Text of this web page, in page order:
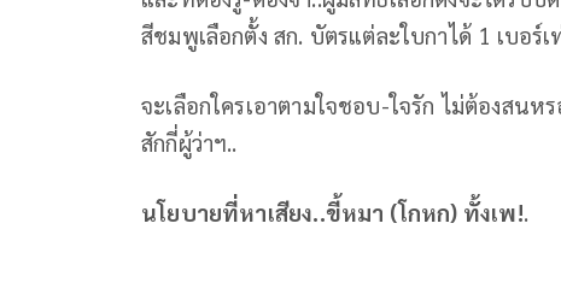
สีชมพูเลือกตั้ง สก. บัตรแต่ละใบกาได้ 1 เบอร์
จะเลือกใครเอาตามใจชอบ-ใจรัก ไม่ต้องสน
สักกี่ผู้ว่าฯ..
นโยบายที่หาเสียง..ขี้หมา (โกหก) ทั้งเพ!.